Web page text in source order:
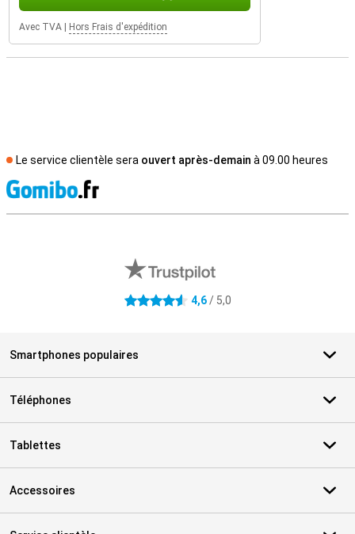
Avec TVA Hors Frais d'expédition
Le service clientèle sera ouvert après-demain à 09.00 heures
4.6 étoiles 4,6/ 5,0
Smartphones populaires
Téléphones
Tablettes
Accessoires